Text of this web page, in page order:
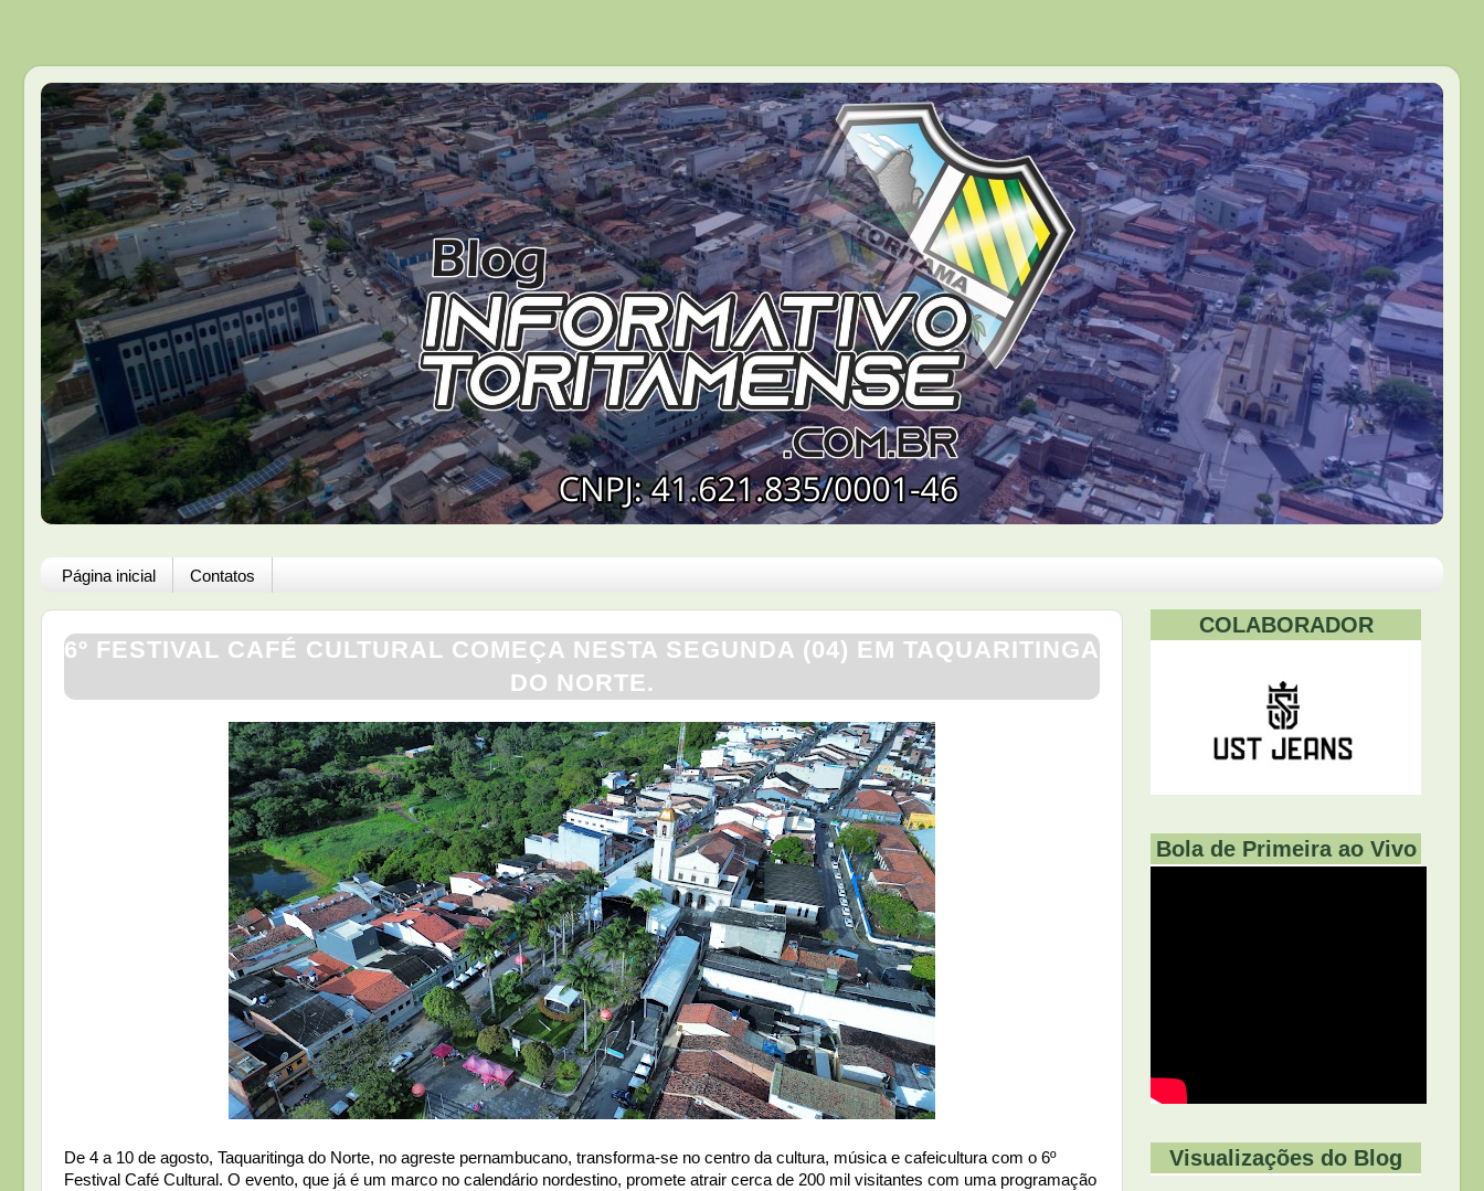
Página inicial Contatos
6º FESTIVAL CAFÉ CULTURAL COMEÇA NESTA SEGUNDA (04) EM TAQUARITINGA
DO NORTE.
De 4 a 10 de agosto, Taquaritinga do Norte, no agreste pernambucano, transforma-se no centro da cultura, música e cafeicultura com o 6º
Festival Café Cultural. O evento, que já é um marco no calendário nordestino, promete atrair cerca de 200 mil visitantes com uma programação
COLABORADOR
Bola de Primeira ao Vivo
Visualizações do Blog